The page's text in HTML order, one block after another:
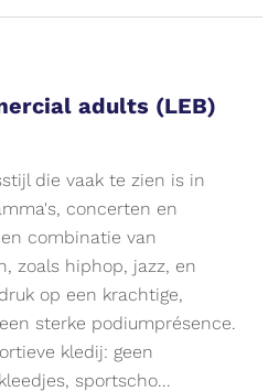
adults (LEB)
die vaak te zien is in
concerten en
combinatie van
zoals hiphop, jazz, en
op een krachtige,
sterke podiumprésence.
kledij: geen
sportscho...